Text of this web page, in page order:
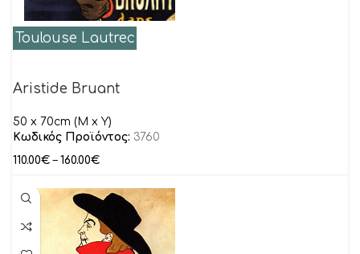
Toulouse Lautrec
Aristide Bruant
50 x 70cm (M x Y)
Κωδικός Προϊόντος: 3760
110.00€ – 160.00€